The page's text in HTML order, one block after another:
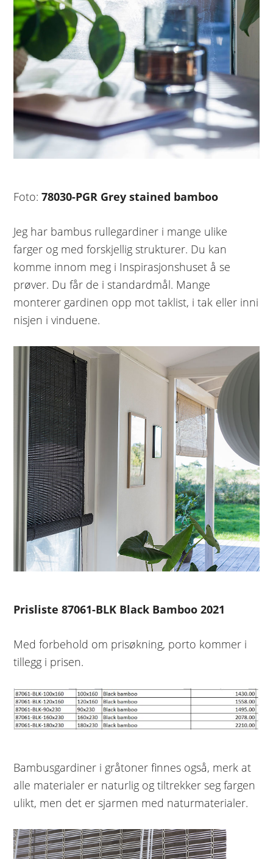
Foto:78030-PGR Grey stained bamboo
Jeg har bambus rullegardiner i mange ulike
farger og med forskjellig strukturer. Du kan
komme innom meg i Inspirasjonshuset å se
prøver. Du får de i standardmål. Mange
monterer gardinen opp mot taklist, i tak eller inni
nisjen i vinduene.
Prisliste 87061-BLK Black Bamboo 2021
Med forbehold om prisøkning, porto kommer i
tillegg i prisen.
Bambusgardiner i gråtoner finnes også, merk at
alle materialer er naturlig og tiltrekker seg fargen
ulikt, men det er sjarmen med naturmaterialer.